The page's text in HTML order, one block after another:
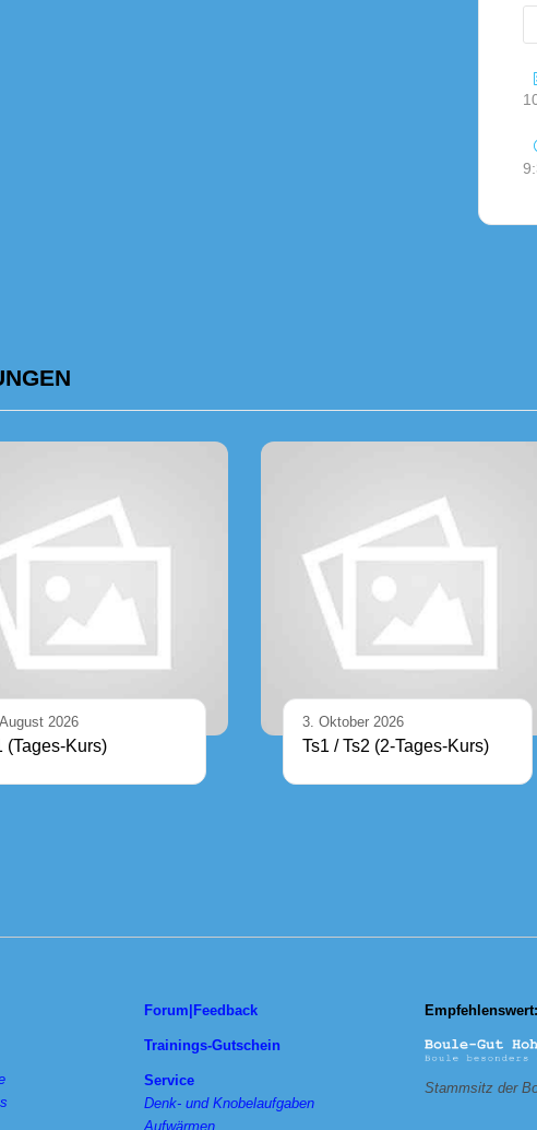
2026
(Tages-Kurs)
3. Oktober 2026
Ts1 / Ts2 (2-Tages-Kurs)
Forum|Feedback
Trainings-Gutschein
Service
Denk- und Knobelaufgaben
Aufwärmen
Empfehlenswert:
Stammsitz der